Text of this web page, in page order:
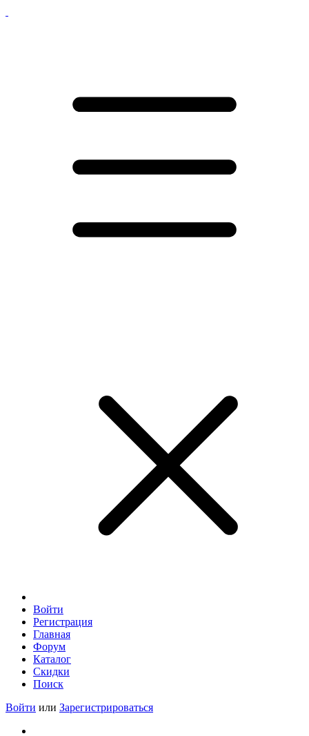
Войти
Регистрация
Главная
Форум
Каталог
Скидки
Поиск
Войти или Зарегистрироваться